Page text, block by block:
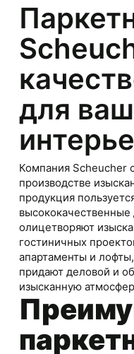
для
Компания Scheucher
производстве
продукция
олицетворяют
гостиничных
апартаменты и
придают деловой и
изысканную